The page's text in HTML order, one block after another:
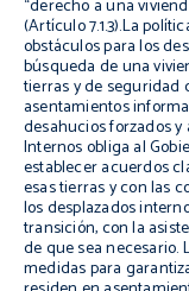
“derecho a una
(Artículo 7.1.3).La
obstáculos para los
búsqueda de una
tierras y de seguridad
asentamientos
desahucios forzados y
Internos obliga al
establecer acuerdos
esas tierras y con las
los desplazados
transición, con la
de que sea necesario.
medidas para